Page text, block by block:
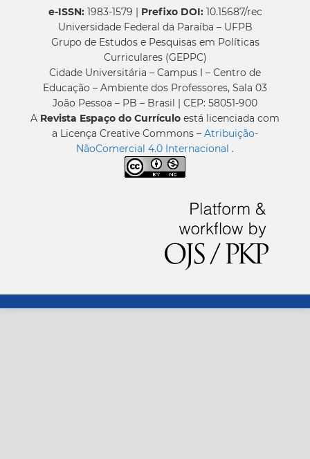
e-ISSN:1983-1579 | Prefixo DOI:10.15687/rec
Universidade Federal da Paraíba – UFPB
Grupo de Estudos e Pesquisas em Políticas
Curriculares (GEPPC)
Cidade Universitária – Campus I – Centro de
Educação – Ambiente dos Professores, Sala 03
João Pessoa – PB – Brasil | CEP: 58051-900
A Revista Espaço do Currículo está licenciada com
a Licença Creative Commons – Atribuição-
NãoComercial 4.0 Internacional .